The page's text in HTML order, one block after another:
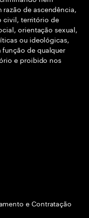
de ascendência,
civil, território de
orientação sexual,
ou ideológicas,
de qualquer
e proibido nos
e Contratação